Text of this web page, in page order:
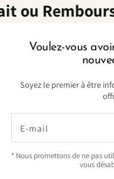
ou
Voulez-vous
Soyez le premier à être
E-mail
* Nous promettons de ne pas
vous